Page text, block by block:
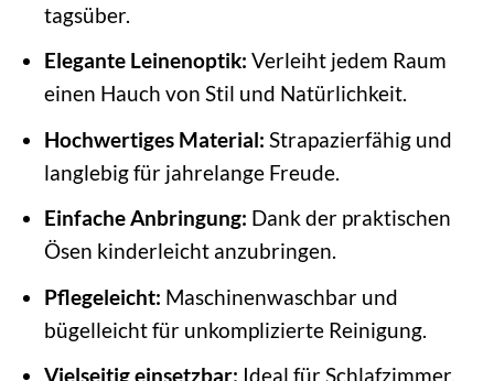
tagsüber.
Elegante Leinenoptik: Verleiht jedem Raum
einen Hauch von Stil und Natürlichkeit.
Hochwertiges Material: Strapazierfähig und
langlebig für jahrelange Freude.
Einfache Anbringung: Dank der praktischen
Ösen kinderleicht anzubringen.
Pflegeleicht: Maschinenwaschbar und
bügelleicht für unkomplizierte Reinigung.
Vielseitig einsetzbar: Ideal für Schlafzimmer,